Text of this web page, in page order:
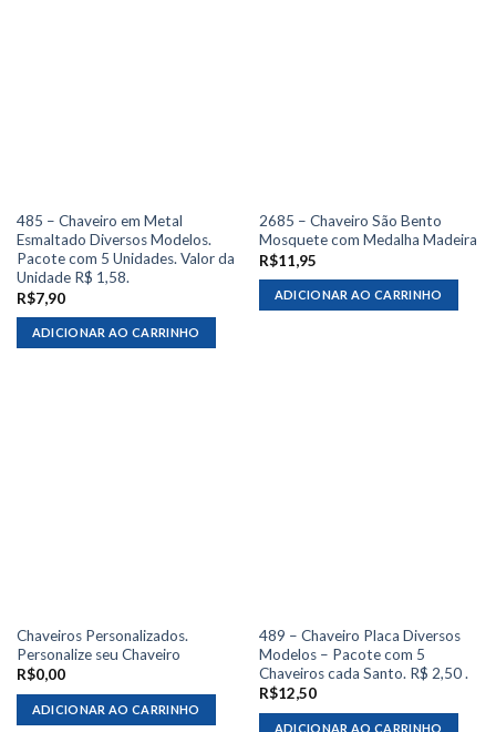
485 – Chaveiro em Metal
Esmaltado Diversos Modelos.
Pacote com 5 Unidades. Valor da
Unidade R$ 1,58.
R$7,90
ADICIONAR AO CARRINHO
2685 – Chaveiro São Bento
Mosquete com Medalha Madeira
R$11,95
ADICIONAR AO CARRINHO
Chaveiros Personalizados.
Personalize seu Chaveiro
R$0,00
ADICIONAR AO CARRINHO
489 – Chaveiro Placa Diversos
Modelos – Pacote com 5
Chaveiros cada Santo. R$ 2,50 .
R$12,50
ADICIONAR AO CARRINHO